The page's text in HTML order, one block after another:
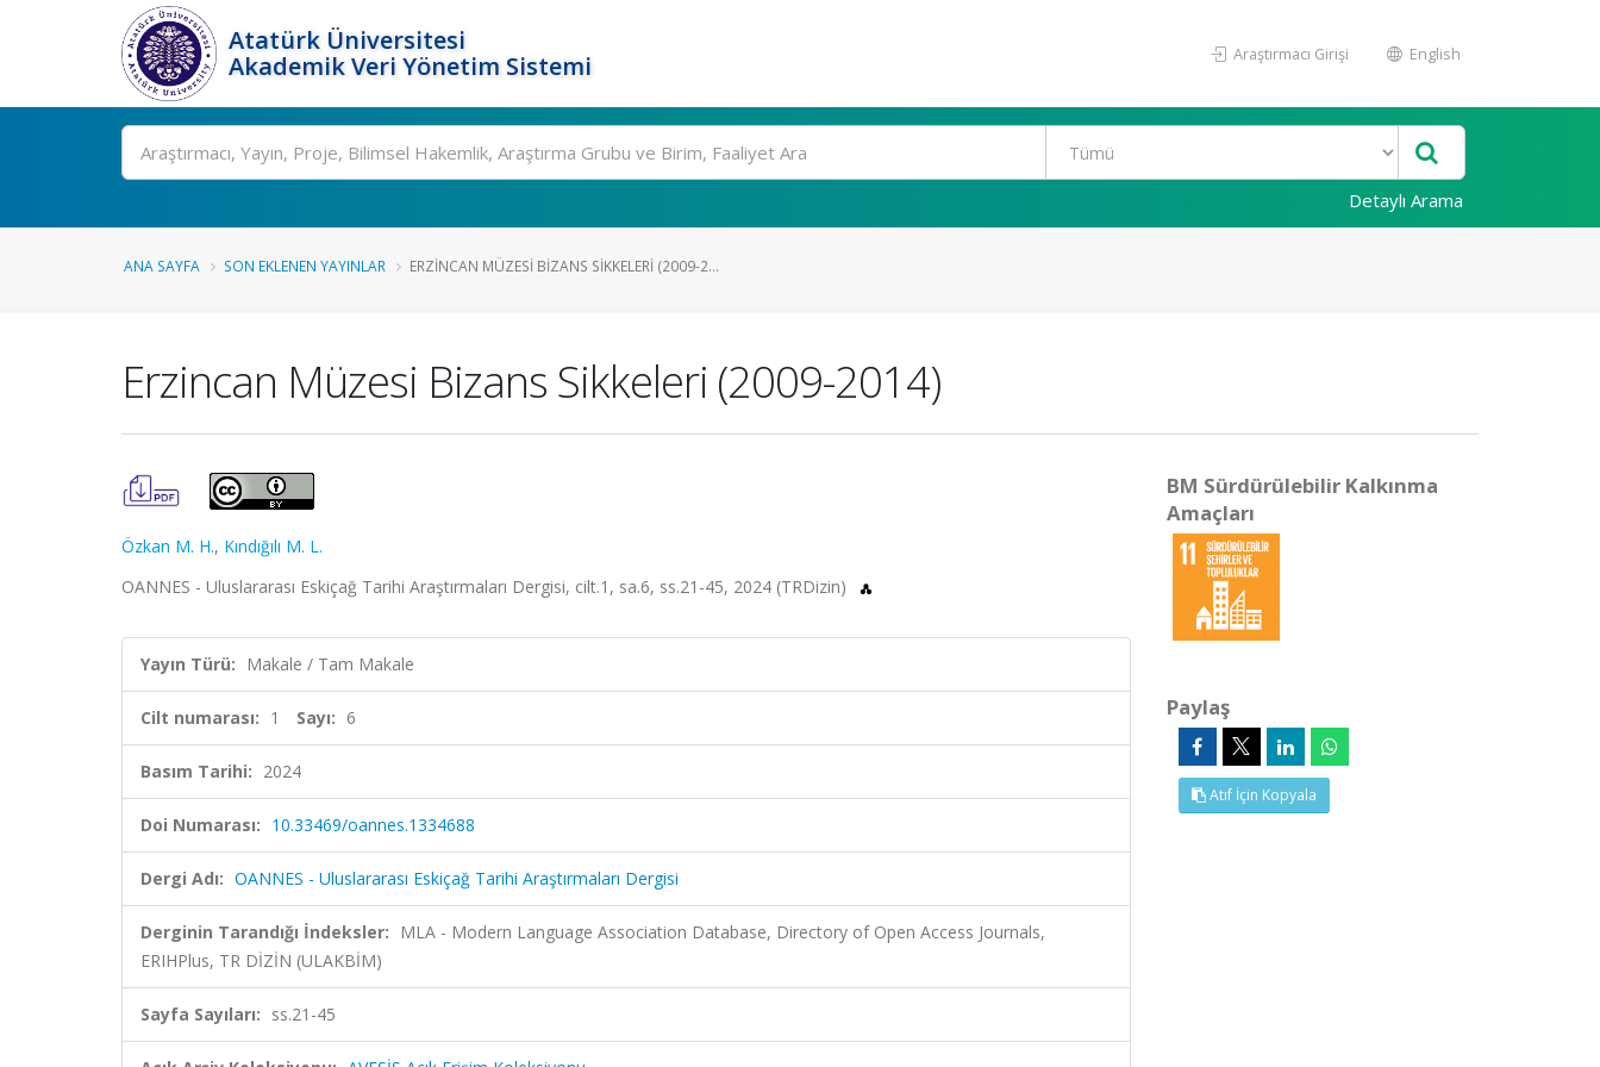
Atatürk Üniversitesi
Akademik Veri Yönetim Sistemi
Araştırmacı Girişi English
Ara
Detaylı Arama
ANA SAYFA SON EKLENEN YAYINLAR ERZINCAN MÜZESI BIZANS SIKKELERI (2009-2...
Erzincan Müzesi Bizans Sikkeleri (2009-2014)
Özkan M. H., Kındığılı M. L.
OANNES - Uluslararası Eskiçağ Tarihi Araştırmaları Dergisi, cilt.1, sa.6, ss.21-45, 2024 (TRDizin)
Yayın Türü: Makale / Tam Makale
Cilt numarası: 1 Sayı: 6
Basım Tarihi: 2024
Doi Numarası: 10.33469/oannes.1334688
Dergi Adı: OANNES - Uluslararası Eskiçağ Tarihi Araştırmaları Dergisi
Derginin Tarandığı İndeksler: MLA - Modern Language Association Database, Directory of Open Access Journals,
ERIHPlus, TR DİZİN (ULAKBİM)
Sayfa Sayıları: ss.21-45
BM Sürdürülebilir Kalkınma
Amaçları
Paylaş
Atıf İçin Kopyala